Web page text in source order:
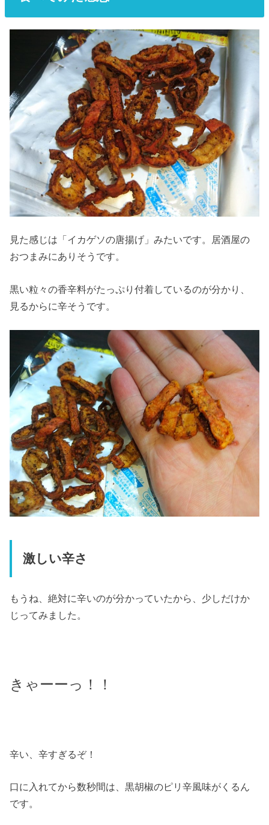
見た感じは「イカゲソの唐揚げ」みたいです。居酒屋の
おつまみにありそうです。
黒い粒々の香辛料がたっぷり付着しているのが分かり、
見るからに辛そうです。
激しい辛さ
もうね、絶対に辛いのが分かっていたから、少しだけか
じってみました。
きゃーーっ！！
辛い、辛すぎるぞ！
口に入れてから数秒間は、黒胡椒のピリ辛風味がくるん
です。